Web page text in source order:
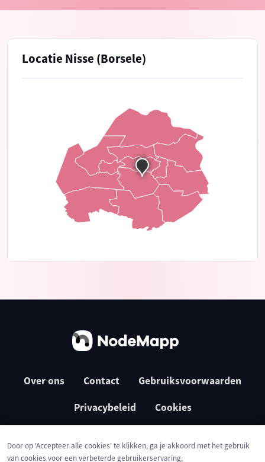
Locatie Nisse (Borsele)
Over ons Contact Gebruiksvoorwaarden
Privacybeleid Cookies
Door op 'Accepteer alle cookies' te klikken, ga je akkoord met het gebruik
van cookies voor een verbeterde gebruikerservaring,